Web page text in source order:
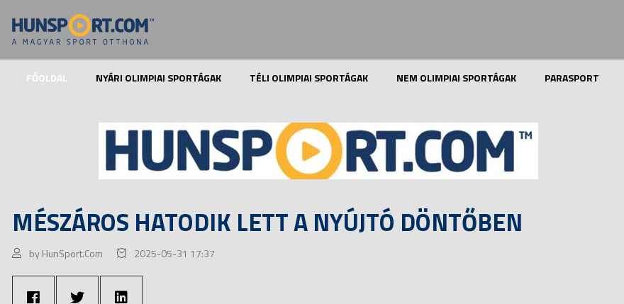
FŐOLDAL NYÁRI OLIMPIAI SPORTÁGAK TÉLI OLIMPIAI SPORTÁGAK NEM OLIMPIAI SPORTÁGAK PARASPORT
MÉSZÁROS HATODIK LETT A NYÚJTÓ DÖNTŐBEN
by HunSport.Com 2025-05-31 17:37